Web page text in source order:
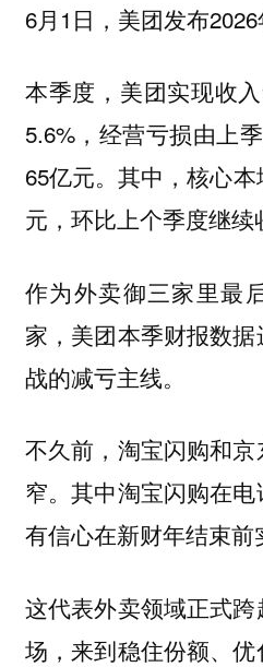
6月1日，美团发布2026
本季度，美团实现收
5.6%，经营亏损由上
65亿元。其中，核心
元，环比上个季度继续
作为外卖御三家里最
家，美团本季财报数
战的减亏主线。
不久前，淘宝闪购和
窄。其中淘宝闪购在电
有信心在新财年结束前
这代表外卖领域正式
场，来到稳住份额、